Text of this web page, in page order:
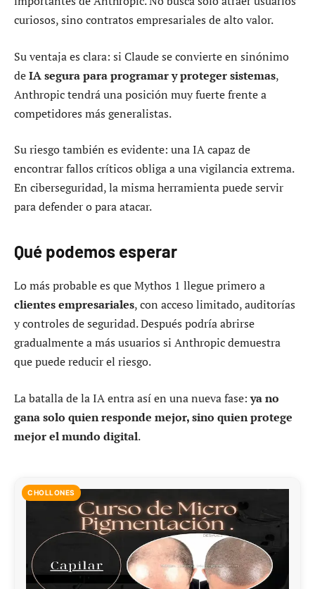
curiosos, sino contratos empresariales de alto valor.
Su ventaja es clara: si Claude se convierte en sinónimo
deIA segura para programar y proteger sistemas,
Anthropic tendrá una posición muy fuerte frente a
competidores más generalistas.
Su riesgo también es evidente: una IA capaz de
encontrar fallos críticos obliga a una vigilancia extrema.
En ciberseguridad, la misma herramienta puede servir
para defender o para atacar.
Qué podemos esperar
Lo más probable es que Mythos 1 llegue primero a
clientes empresariales, con acceso limitado, auditorías
y controles de seguridad. Después podría abrirse
gradualmente a más usuarios si Anthropic demuestra
que puede reducir el riesgo.
La batalla de la IA entra así en una nueva fase:ya no
gana solo quien responde mejor, sino quien protege
mejor el mundo digital.
CHOLLONES